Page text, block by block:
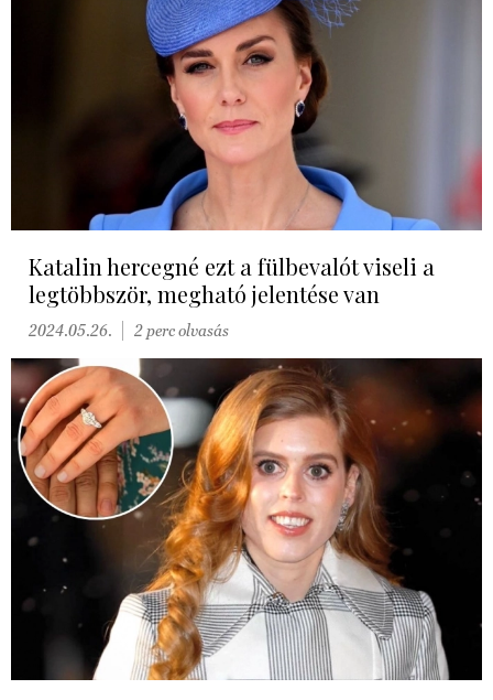
Katalin hercegné ezt a fülbevalót viseli a
legtöbbször, megható jelentése van
2024.05.26. 2 perc olvasás